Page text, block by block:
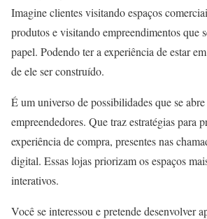
Imagine clientes visitando espaços
produtos e visitando empreendimentos que
papel. Podendo ter a experiência de estar
de ele ser construído.
É um universo de possibilidades que se
empreendedores. Que traz estratégias para
experiência de compra, presentes nas
digital. Essas lojas priorizam os espaços
interativos.
Você se interessou e pretende desenvolver